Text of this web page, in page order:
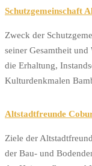
Schutzgemeinschaft
Zweck der
seiner Gesamtheit
die Erhaltung,
Kulturdenkmalen
Altstadtfreunde
Ziele der
der Bau- und